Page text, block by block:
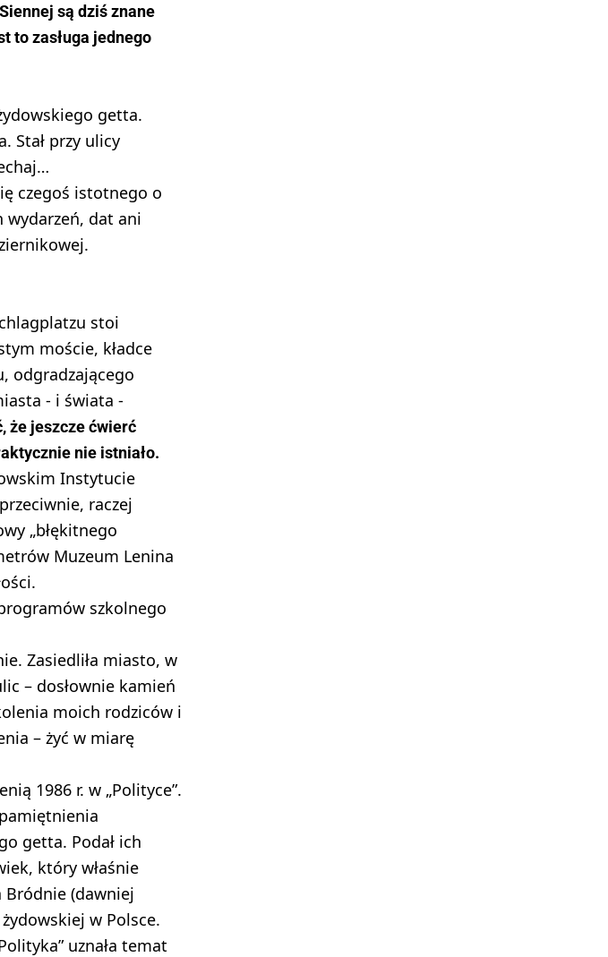
są dziś znane
to zasługa jednego
getta.
Stał przy ulicy
czegoś istotnego o
wydarzeń, dat ani
stoi
moście, kładce
odgradzającego
- i świata -
że jeszcze ćwierć
nie istniało.
Instytucie
raczej
„błękitnego
Muzeum Lenina
szkolnego
Zasiedliła miasto, w
– dosłownie kamień
moich rodziców i
– żyć w miarę
1986 r. w „Polityce”.
getta. Podał ich
który właśnie
Bródnie (dawniej
w Polsce.
uznała temat